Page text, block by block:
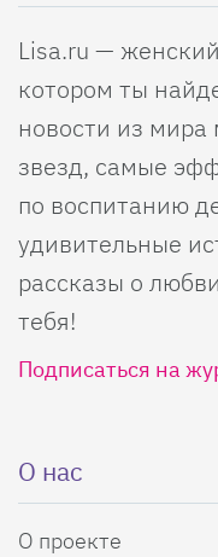
Lisa.ru —
котором ты
новости из
звезд, самые
по воспитанию
удивительные
рассказы о
тебя!
Подписаться на
О нас
О проекте